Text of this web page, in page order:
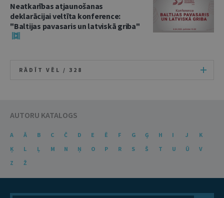
Neatkarības atjaunošanas
deklarācijai veltīta konference:
"Baltijas pavasaris un latviskā griba"
RĀDĪT VĒL / 328
AUTORU KATALOGS
A Ā B C Č D E Ē F G Ģ H I J
K
Ķ
L Ļ M N Ņ O P R S Š T U Ū
V
Z
Ž